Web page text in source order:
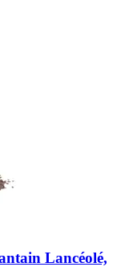
Lancéolé,